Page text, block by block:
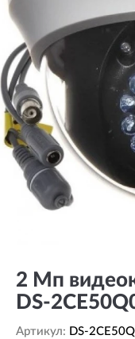
2 Мп
DS-
Артикул: DS-